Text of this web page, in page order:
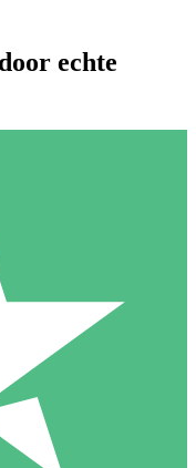
Geen maandelijkse
echte